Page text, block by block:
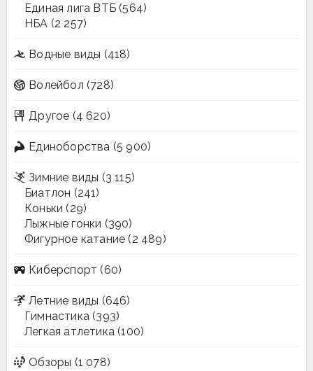
Единая лига ВТБ (564)
НБА (2 257)
Водные виды (418)
Волейбол (728)
Другое (4 620)
Единоборства (5 900)
Зимние виды (3 115)
Биатлон (241)
Коньки (29)
Лыжные гонки (390)
Фигурное катание (2 489)
Киберспорт (60)
Летние виды (646)
Гимнастика (393)
Легкая атлетика (100)
Обзоры (1 078)